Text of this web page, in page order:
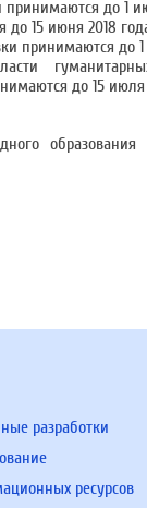
до 1
15 июня 2018
принимаются до 1
до 15 июля
разработки
ресурсов